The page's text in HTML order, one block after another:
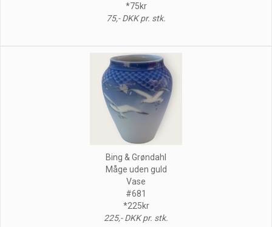
*75kr
75,- DKK pr. stk.
Bing & Grøndahl
Måge uden guld
Vase
#681
*225kr
225,- DKK pr. stk.